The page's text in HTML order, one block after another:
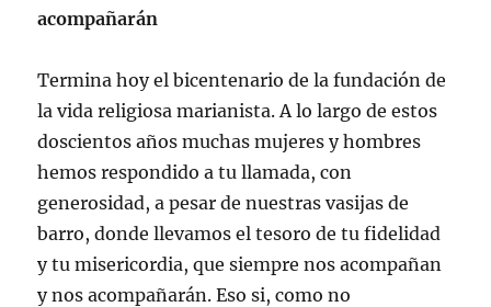
acompañarán
Termina hoy el bicentenario de la fundación de
la vida religiosa marianista. A lo largo de estos
doscientos años muchas mujeres y hombres
hemos respondido a tu llamada, con
generosidad, a pesar de nuestras vasijas de
barro, donde llevamos el tesoro de tu fidelidad
y tu misericordia, que siempre nos acompañan
y nos acompañarán. Eso si, como no